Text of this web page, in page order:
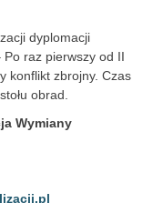
dyplomacji
raz pierwszy od II
konflikt zbrojny. Czas
obrad.
Wymiany